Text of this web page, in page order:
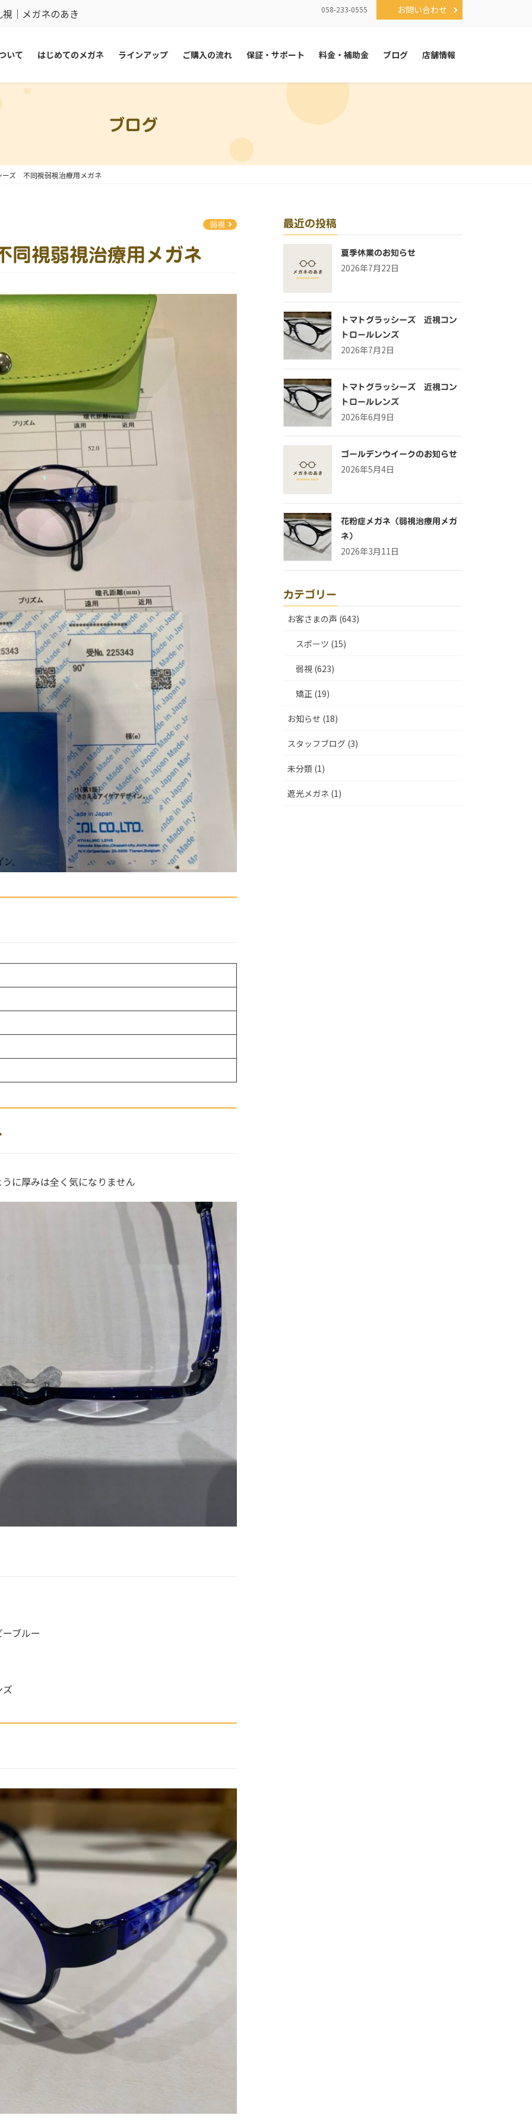
｜メガネのあき 058-233-0555 お問い合わせ
いて はじめてのメガネ ラインアップ ご購入の流れ 保証・サポート 料金・補助金 ブログ 店舗情報
ブログ
ーズ 不同視弱視治療用メガネ
弱視
視弱視治療用メガネ
に厚みは全く気になりません
ブルー
最近の投稿
夏季休業のお知らせ
2026年7月22日
トマトグラッシーズ 近視コン
トロールレンズ
2026年7月2日
トマトグラッシーズ 近視コン
トロールレンズ
2026年6月9日
ゴールデンウイークのお知らせ
2026年5月4日
花粉症メガネ（弱視治療用メガ
ネ）
2026年3月11日
カテゴリー
お客さまの声 (643)
スポーツ (15)
弱視 (623)
矯正 (19)
お知らせ (18)
スタッフブログ (3)
未分類 (1)
遮光メガネ (1)